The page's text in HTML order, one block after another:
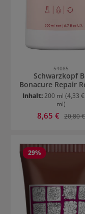
54085
Schwarzkopf
Bonacure Repair
Conditioner
Inhalt:200 ml (4,33
ml)
Verkaufspreis:
8,65 € 20,80 €
29%